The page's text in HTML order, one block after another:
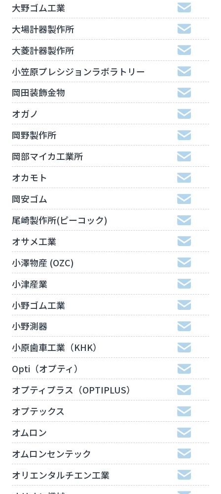
大野ゴム工業
大場計器製作所
大菱計器製作所
小笠原プレシジョンラボラトリー
岡田装飾金物
オガノ
岡野製作所
岡部マイカ工業所
オカモト
岡安ゴム
尾崎製作所(ピーコック)
オサメ工業
小澤物産 (OZC)
小津産業
小野ゴム工業
小野測器
小原歯車工業（KHK）
Opti（オプティ）
オプティプラス（OPTIPLUS）
オプテックス
オムロン
オムロンセンテック
オリエンタルチエン工業